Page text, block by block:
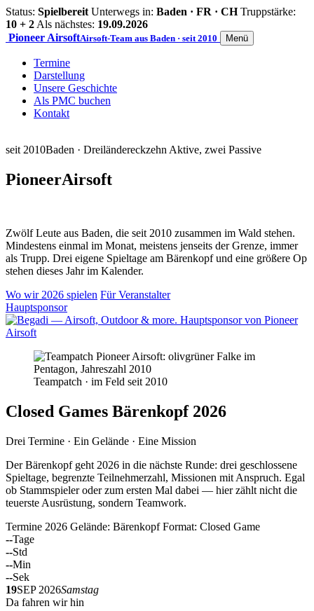
Status: Spielbereit Unterwegs in: Baden · FR · CH Truppstärke:
10 + 2 Als nächstes: 19.09.2026
Pioneer AirsoftAirsoft-Team aus Baden · seit 2010 Menü
Termine
Darstellung
Unsere Geschichte
Als PMC buchen
Kontakt
seit 2010Baden · Dreiländereckzehn Aktive, zwei Passive
PioneerAirsoft
Zwölf Leute aus Baden, die seit 2010 zusammen im Wald stehen.
Mindestens einmal im Monat, meistens jenseits der Grenze, immer
als Trupp. Drei eigene Spieltage am Bärenkopf und eine größere Op
stehen dieses Jahr im Kalender.
Wo wir 2026 spielen Für Veranstalter
Hauptsponsor
Teampatch · im Feld seit 2010
Closed Games Bärenkopf 2026
Drei Termine · Ein Gelände · Eine Mission
Der Bärenkopf geht 2026 in die nächste Runde: drei geschlossene
Spieltage, begrenzte Teilnehmerzahl, Missionen mit Anspruch. Egal
ob Stammspieler oder zum ersten Mal dabei — hier zählt nicht die
teuerste Ausrüstung, sondern Teamwork.
Termine 2026 Gelände: Bärenkopf Format: Closed Game
--Tage
--Std
--Min
--Sek
19SEP 2026Samstag
Da fahren wir hin